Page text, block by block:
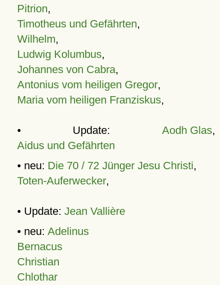
Pitrion,
Timotheus und Gefährten,
Wilhelm,
Ludwig Kolumbus,
Johannes von Cabra,
Antonius vom heiligen Gregor,
Maria vom heiligen Franziskus,
• Update: Aodh Glas,
Aidus und Gefährten
• neu: Die 70 / 72 Jünger Jesu Christi,
Toten-Auferwecker,
• Update: Jean Vallière
• neu: Adelinus
Bernacus
Christian
Chlothar